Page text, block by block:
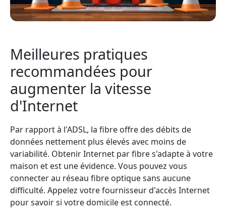
Meilleures pratiques
recommandées pour
augmenter la vitesse
d'Internet
Par rapport à l'ADSL, la fibre offre des débits de
données nettement plus élevés avec moins de
variabilité. Obtenir Internet par fibre s'adapte à votre
maison et est une évidence. Vous pouvez vous
connecter au réseau fibre optique sans aucune
difficulté. Appelez votre fournisseur d'accès Internet
pour savoir si votre domicile est connecté.